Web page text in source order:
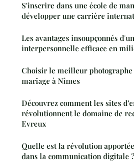
S'inscrire dans une école de
développer une carrière
Les avantages insoupçonnés
interpersonnelle efficace en
Choisir le meilleur
mariage à Nîmes
Découvrez comment les sites
révolutionnent le domaine de
Evreux
Quelle est la révolution
dans la communication digitale ?